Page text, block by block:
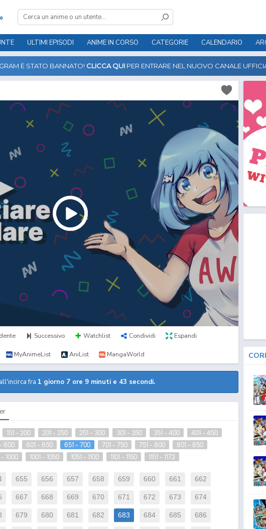
ULTIMI EPISODI ANIME IN CORSO CATEGORIE CALENDARIO
È STATO BANNATO! CLICCA QUI PER ENTRARE NEL NUOVO CANALE
Successivo Watchlist Condividi Espandi
MyAnimeList AniList MangaWorld
fra 1 giorno 7 ore 9 minuti e 42 secondi.
151 - 200 201 - 250 251 - 300 301 - 350 351 - 400
401 - 450
600 601 - 650 651 - 700 701 - 750 751 - 800
801 - 850
- 1000 1001 - 1050 1051 - 1100 1101 - 1150 1151 - 1172
655 656 657 658 659 660 661 662
667 668 669 670 671 672 673 674
679 680 681 682 683 684 685 686